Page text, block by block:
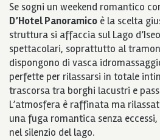
Se sogni un weekend romantico
D’Hotel Panoramico è la scelta
struttura si affaccia sul Lago
spettacolari, soprattutto al
dispongono di vasca
perfette per rilassarsi in totale
trascorsa tra borghi lacustri e
L’atmosfera è raffinata ma
una fuga romantica senza
nel silenzio del lago.